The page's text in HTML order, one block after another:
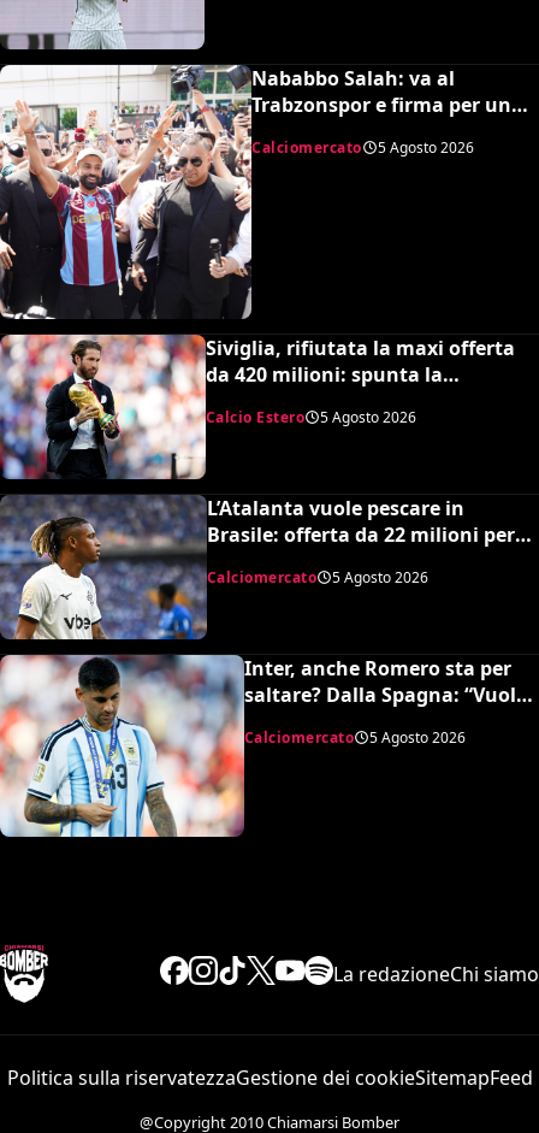
Nababbo Salah: va al
Trabzonspor e firma per una
Calciomercato 5 Agosto 2026
Siviglia, rifiutata la maxi offerta
da 420 milioni: spunta la
spiazzante clausola “anti-Ramos”
Calcio Estero 5 Agosto 2026
L’Atalanta vuole pescare in
Brasile: offerta da 22 milioni per
Danilo, il Botafogo ne vuole 35
Calciomercato 5 Agosto 2026
Inter, anche Romero sta per
saltare? Dalla Spagna: “Vuole
Calciomercato 5 Agosto 2026
La redazioneChi siamo
Politica sulla riservatezzaGestione dei cookieSitemapFeed
@Copyright 2010 Chiamarsi Bomber